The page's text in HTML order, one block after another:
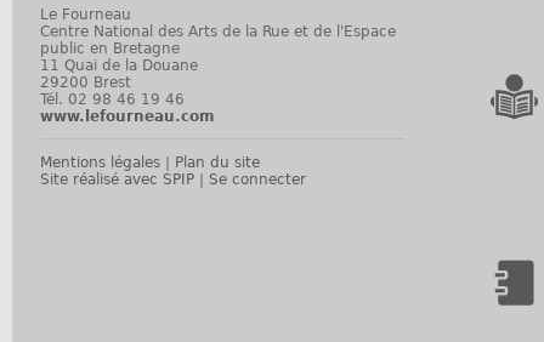
Le Fourneau
Centre National des Arts de la Rue et de l'Espace
public en Bretagne
11 Quai de la Douane
29200 Brest
Tél. 02 98 46 19 46
www.lefourneau.com
Mentions légales
Plan du site
Site réalisé avec SPIP
Se connecter